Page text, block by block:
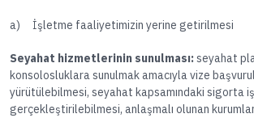
a) İşletme faaliyetimizin yerine getirilmesi
Seyahat hizmetlerinin sunulması:seyahat
konsolosluklara sunulmak amacıyla vize
yürütülebilmesi, seyahat kapsamındaki sigorta
gerçekleştirilebilmesi, anlaşmalı olunan